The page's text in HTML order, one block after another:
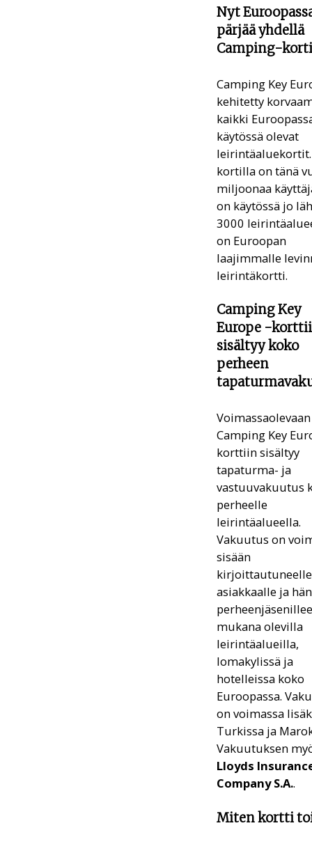
Nyt
pärjää yhdellä
Camping-
Camping Key
kehitetty
kaikki
käytössä olevat
leirintäaluekortit.
kortilla on tänä
miljoonaa
on käytössä jo
3000
on Euroopan
laajimmalle
leirintäkortti.
Camping Key
Europe -
sisältyy koko
perheen
Voimassaolevaan
Camping Key
korttiin sisältyy
tapaturma- ja
vastuuvakuutus
perheelle
leirintäalueella.
Vakuutus on
sisään
kirjoittautuneelle
asiakkaalle ja
mukana olevilla
leirintäalueilla,
lomakylissä ja
hotelleissa koko
Euroopassa.
on voimassa
Turkissa ja
Vakuutuksen
Lloyds
Company S.A..
Miten kortti